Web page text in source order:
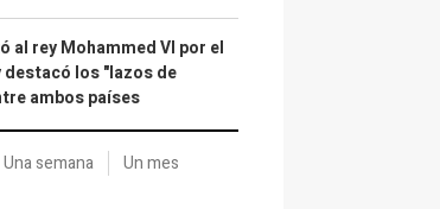
al rey Mohammed VI por el
destacó los "lazos de
ambos países
Una semana Un mes